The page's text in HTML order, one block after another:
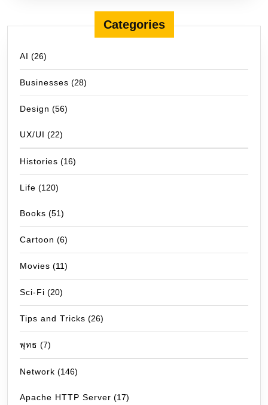
Categories
AI (26)
Businesses (28)
Design (56)
UX/UI (22)
Histories (16)
Life (120)
Books (51)
Cartoon (6)
Movies (11)
Sci-Fi (20)
Tips and Tricks (26)
พุทธ (7)
Network (146)
Apache HTTP Server (17)